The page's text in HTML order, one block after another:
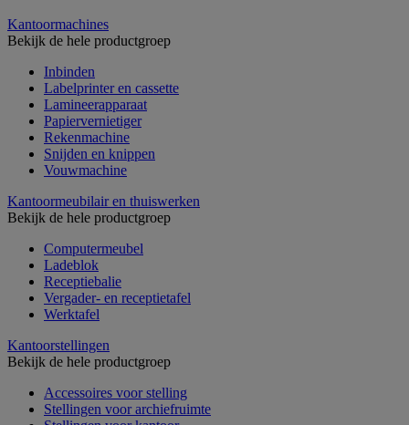
Kantoormachines
Bekijk de hele productgroep
Inbinden
Labelprinter en cassette
Lamineerapparaat
Papiervernietiger
Rekenmachine
Snijden en knippen
Vouwmachine
Kantoormeubilair en thuiswerken
Bekijk de hele productgroep
Computermeubel
Ladeblok
Receptiebalie
Vergader- en receptietafel
Werktafel
Kantoorstellingen
Bekijk de hele productgroep
Accessoires voor stelling
Stellingen voor archiefruimte